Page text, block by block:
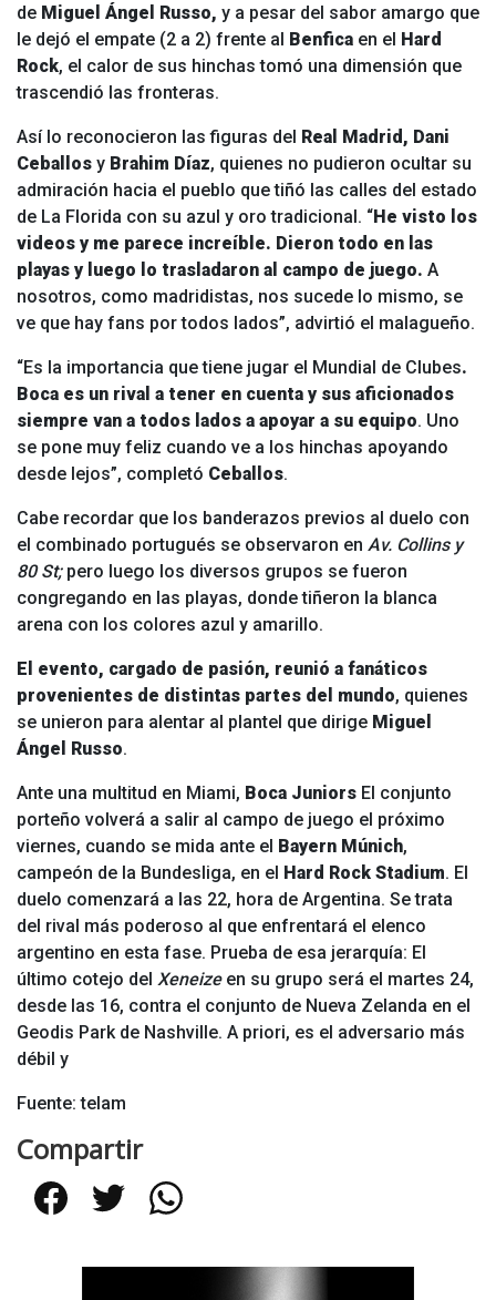
de Miguel Ángel Russo, y a pesar del sabor amargo que
le dejó el empate (2 a 2) frente al Benfica en el Hard
Rock, el calor de sus hinchas tomó una dimensión que
trascendió las fronteras.
Así lo reconocieron las figuras del Real Madrid, Dani
Ceballos y Brahim Díaz, quienes no pudieron ocultar su
admiración hacia el pueblo que tiñó las calles del estado
de La Florida con su azul y oro tradicional. “He visto los
videos y me parece increíble. Dieron todo en las
playas y luego lo trasladaron al campo de juego. A
nosotros, como madridistas, nos sucede lo mismo, se
ve que hay fans por todos lados”, advirtió el malagueño.
“Es la importancia que tiene jugar el Mundial de Clubes.
Boca es un rival a tener en cuenta y sus aficionados
siempre van a todos lados a apoyar a su equipo. Uno
se pone muy feliz cuando ve a los hinchas apoyando
desde lejos”, completó Ceballos.
Cabe recordar que los banderazos previos al duelo con
el combinado portugués se observaron en Av. Collins y
80 St;pero luego los diversos grupos se fueron
congregando en las playas, donde tiñeron la blanca
arena con los colores azul y amarillo.
El evento, cargado de pasión, reunió a fanáticos
provenientes de distintas partes del mundo, quienes
se unieron para alentar al plantel que dirige Miguel
Ángel Russo.
Ante una multitud en Miami, Boca Juniors El conjunto
porteño volverá a salir al campo de juego el próximo
viernes, cuando se mida ante el Bayern Múnich,
campeón de la Bundesliga, en el Hard Rock Stadium. El
duelo comenzará a las 22, hora de Argentina. Se trata
del rival más poderoso al que enfrentará el elenco
argentino en esta fase. Prueba de esa jerarquía: El
último cotejo del Xeneize en su grupo será el martes 24,
desde las 16, contra el conjunto de Nueva Zelanda en el
Geodis Park de Nashville. A priori, es el adversario más
débil y
Fuente: telam
Compartir
FacebookTwitterWhatsApp